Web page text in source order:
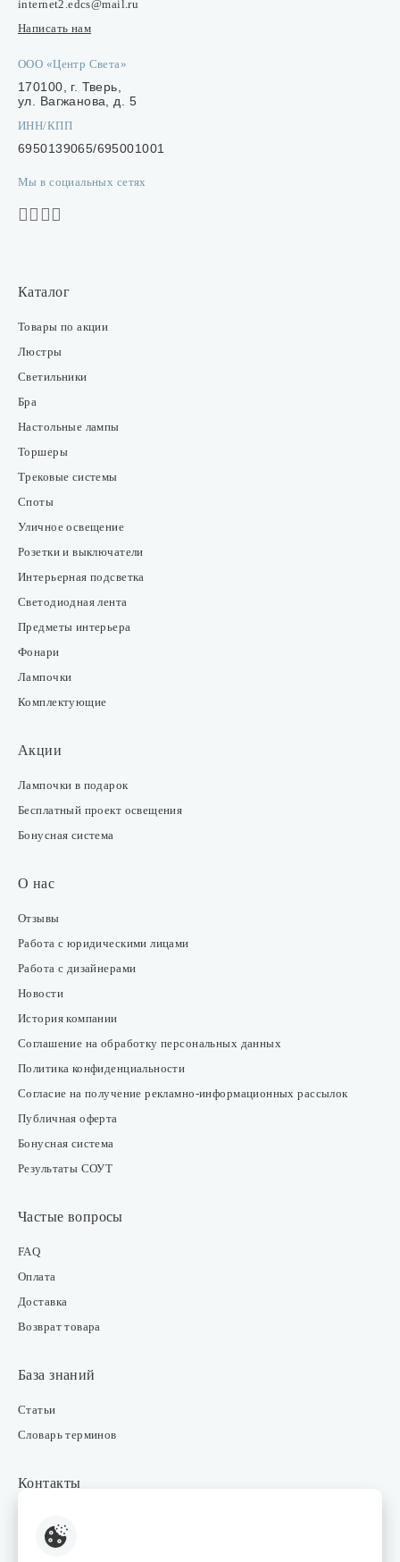
internet2.edcs@mail.ru
Написать нам
ООО «Центр Света»
170100, г. Тверь,
ул. Вагжанова, д. 5
ИНН/КПП
6950139065/695001001
Мы в социальных сетях
Каталог
Товары по акции
Люстры
Светильники
Бра
Настольные лампы
Торшеры
Трековые системы
Споты
Уличное освещение
Розетки и выключатели
Интерьерная подсветка
Светодиодная лента
Предметы интерьера
Фонари
Лампочки
Комплектующие
Акции
Лампочки в подарок
Бесплатный проект освещения
Бонусная система
О нас
Отзывы
Работа с юридическими лицами
Работа с дизайнерами
Новости
История компании
Соглашение на обработку персональных данных
Политика конфиденциальности
Согласие на получение рекламно-информационных рассылок
Публичная оферта
Бонусная система
Результаты СОУТ
Частые вопросы
FAQ
Оплата
Доставка
Возврат товара
База знаний
Статьи
Словарь терминов
Контакты
Интернет-магазин